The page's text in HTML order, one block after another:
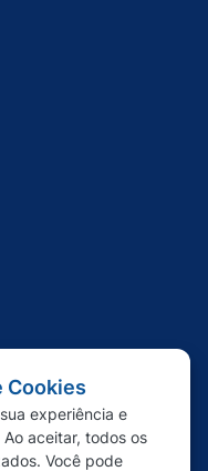
Cookies
experiência e
aceitar, todos os
Você pode